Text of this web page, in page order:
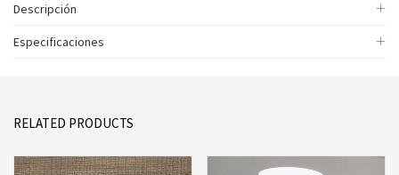
Descripción
Especificaciones
RELATED PRODUCTS